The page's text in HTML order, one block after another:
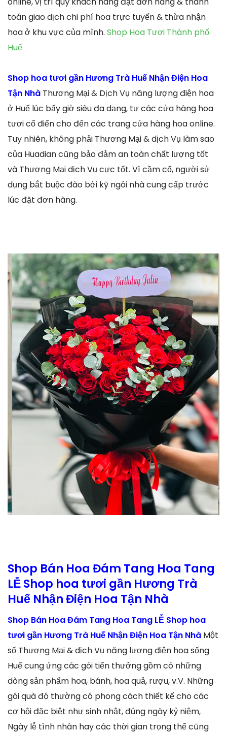
toán giao dịch chi phí hoa trực tuyến & thừa nhận
hoa ở khu vực của mình. Shop Hoa Tươi Thành phố
Huế
Shop hoa tươi gần Hương Trà Huế Nhận Điện Hoa
Tận Nhà Thương Mại & Dịch Vụ năng lượng điện hoa
ở Huế lúc bấy giờ siêu đa dạng, tự các cửa hàng hoa
tươi cổ điển cho đến các trang cửa hàng hoa online.
Tuy nhiên, không phải Thương Mại & dịch Vụ làm sao
của Huadian cũng bảo đảm an toàn chất lượng tốt
và Thương Mại dịch Vụ cực tốt. Vì cầm cố, người sử
dụng bắt buộc đào bới kỹ ngôi nhà cung cấp trước
lúc đặt đơn hàng.
Shop Bán Hoa Đám Tang Hoa Tang
LỄ Shop hoa tươi gần Hương Trà
Huế Nhận Điện Hoa Tận Nhà
Shop Bán Hoa Đám Tang Hoa Tang LỄ Shop hoa
tươi gần Hương Trà Huế Nhận Điện Hoa Tận Nhà Một
số Thương Mại & dịch Vụ năng lượng điện hoa sống
Huế cung ứng các gói tiến thưởng gồm có những
dòng sản phẩm hoa, bánh, hoa quả, rượu, v.V. Những
gói quà đó thường có phong cách thiết kế cho các
cơ hội đặc biệt như sinh nhật, đúng ngày kỷ niệm,
Ngày lễ tình nhân hay các thời gian trọng thể cũng